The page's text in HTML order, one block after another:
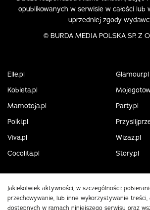
opublikowanych w serwisie w całości lub
uprzedniej zgody
© BURDA MEDIA POLSKA SP. Z
Elle.pl
Glamour.pl
Kobieta.pl
Mamotoja.pl
Party.pl
Polki.pl
Viva.pl
Wizaz.pl
Cocolita.pl
Story.pl
Jakiekolwiek aktywności, w szczególności:
przechowywanie, lub inne wykorzystywanie
dostępnych w ramach niniejszego serwisu oraz